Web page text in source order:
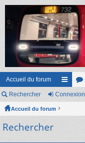
Accueil du forum
ac or
Rechercher Connexion
Accueil du forum
Rechercher